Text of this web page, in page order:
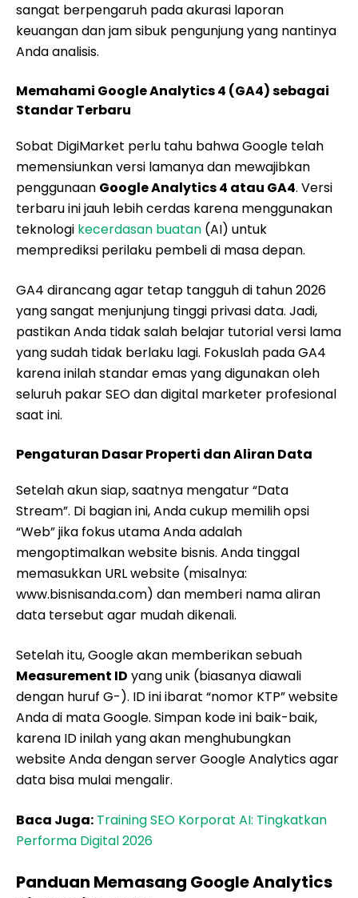
sangat berpengaruh pada akurasi laporan
keuangan dan jam sibuk pengunjung yang nantinya
Anda analisis.
Memahami Google Analytics 4 (GA4) sebagai
Standar Terbaru
Sobat DigiMarket perlu tahu bahwa Google telah
memensiunkan versi lamanya dan mewajibkan
penggunaan Google Analytics 4 atau GA4. Versi
terbaru ini jauh lebih cerdas karena menggunakan
teknologi kecerdasan buatan (AI) untuk
memprediksi perilaku pembeli di masa depan.
GA4 dirancang agar tetap tangguh di tahun 2026
yang sangat menjunjung tinggi privasi data. Jadi,
pastikan Anda tidak salah belajar tutorial versi lama
yang sudah tidak berlaku lagi. Fokuslah pada GA4
karena inilah standar emas yang digunakan oleh
seluruh pakar SEO dan digital marketer profesional
saat ini.
Pengaturan Dasar Properti dan Aliran Data
Setelah akun siap, saatnya mengatur “Data
Stream”. Di bagian ini, Anda cukup memilih opsi
“Web” jika fokus utama Anda adalah
mengoptimalkan website bisnis. Anda tinggal
memasukkan URL website (misalnya:
www.bisnisanda.com) dan memberi nama aliran
data tersebut agar mudah dikenali.
Setelah itu, Google akan memberikan sebuah
Measurement ID yang unik (biasanya diawali
dengan huruf G-). ID ini ibarat “nomor KTP” website
Anda di mata Google. Simpan kode ini baik-baik,
karena ID inilah yang akan menghubungkan
website Anda dengan server Google Analytics agar
data bisa mulai mengalir.
Baca Juga: Training SEO Korporat AI: Tingkatkan
Performa Digital 2026
Panduan Memasang Google Analytics